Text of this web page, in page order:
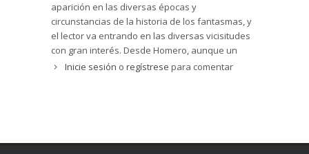
aparición en las diversas épocas y
circunstancias de la historia de los fantasmas, y
el lector va entrando en las diversas vicisitudes
con gran interés. Desde Homero, aunque un
poco forzado hablar de fantasmas en la bajada
Inicie sesión o regístrese para comentar